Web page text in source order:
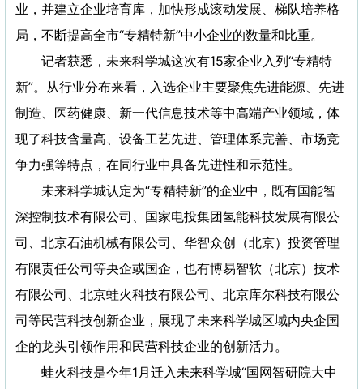
业，并建立企业培育库，加快形成滚动发展、梯队培养格
局，不断提高全市“专精特新”中小企业的数量和比重。
记者获悉，未来科学城这次有15家企业入列“专精特
新”。从行业分布来看，入选企业主要聚焦先进能源、先进
制造、医药健康、新一代信息技术等中高端产业领域，体
现了科技含量高、设备工艺先进、管理体系完善、市场竞
争力强等特点，在同行业中具备先进性和示范性。
未来科学城认定为“专精特新”的企业中，既有国能智
深控制技术有限公司、国家电投集团氢能科技发展有限公
司、北京石油机械有限公司、华智众创（北京）投资管理
有限责任公司等央企或国企，也有博易智软（北京）技术
有限公司、北京蛙火科技有限公司、北京库尔科技有限公
司等民营科技创新企业，展现了未来科学城区域内央企国
企的龙头引领作用和民营科技企业的创新活力。
蛙火科技是今年1月迁入未来科学城“国网智研院大中